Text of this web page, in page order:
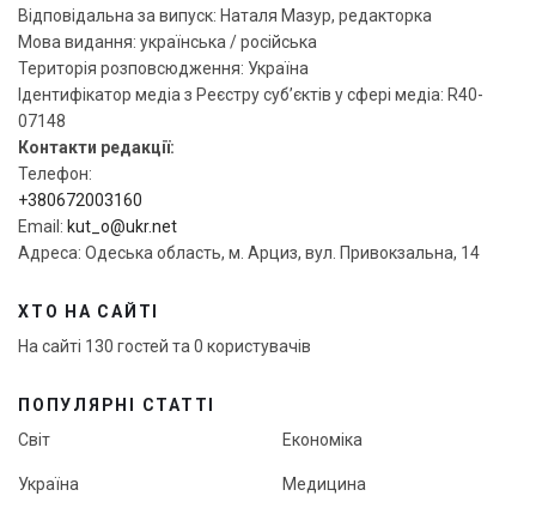
Відповідальна за випуск: Наталя Мазур, редакторка
Мова видання: українська / російська
Територія розповсюдження: Україна
Ідентифікатор медіа з Реєстру суб’єктів у сфері медіа: R40-
07148
Контакти редакції:
Телефон:
+380672003160
Email: kut_o@ukr.net
Адреса: Одеська область, м. Арциз, вул. Привокзальна, 14
ХТО НА САЙТІ
На сайті 130 гостей та 0 користувачів
ПОПУЛЯРНІ СТАТТІ
Світ
Україна
Економіка
Медицина